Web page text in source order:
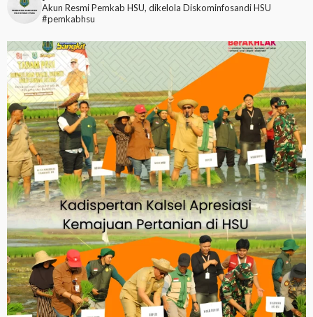
Akun Resmi Pemkab HSU, dikelola Diskominfosandi HSU
#pemkabhsu